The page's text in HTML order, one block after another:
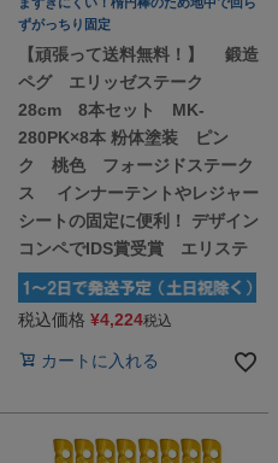
ずがっちり固定
【頑張って送料無料！】 鍛造
ペグ エリッゼステーク
28cm 8本セット MK-
280PK×8本 粉体塗装 ピン
ク 桃色 フォージドステーク
ス インナーテントやレジャー
シートの固定に便利！ デザイン
コンペでIDS賞受賞 エリステ
税込価格 ¥4,224税込
カートに入れる